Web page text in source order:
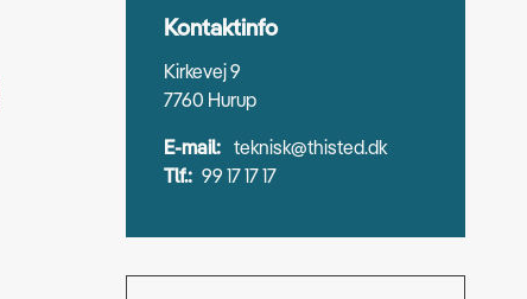
Kontaktinfo
Kirkevej 9
7760 Hurup
E-mail: teknisk@thisted.dk
Tlf.: 99 17 17 17